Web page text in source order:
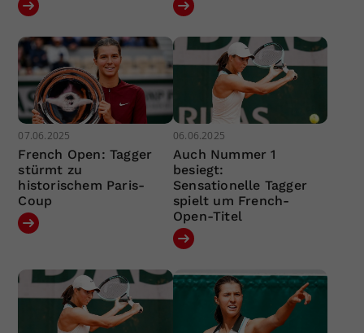
07.06.2025
French Open: Tagger
stürmt zu
historischem Paris-
Coup
06.06.2025
Auch Nummer 1
besiegt:
Sensationelle Tagger
spielt um French-
Open-Titel